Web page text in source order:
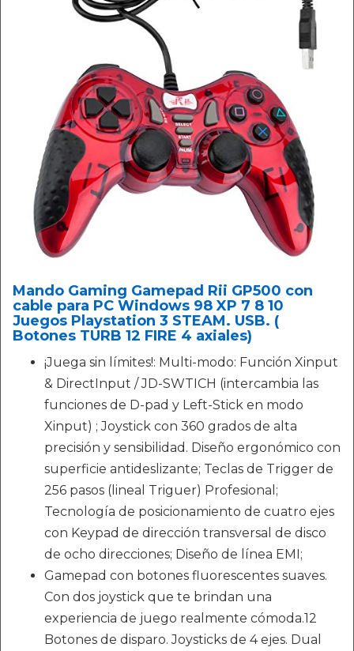
Mando Gaming Gamepad Rii GP500 con
cable para PC Windows 98 XP 7 8 10
Juegos Playstation 3 STEAM. USB. (
Botones TURB 12 FIRE 4 axiales)
¡Juega sin límites!: Multi-modo: Función Xinput
& DirectInput / JD-SWTICH (intercambia las
funciones de D-pad y Left-Stick en modo
Xinput) ; Joystick con 360 grados de alta
precisión y sensibilidad. Diseño ergonómico con
superficie antideslizante; Teclas de Trigger de
256 pasos (lineal Triguer) Profesional;
Tecnología de posicionamiento de cuatro ejes
con Keypad de dirección transversal de disco
de ocho direcciones; Diseño de línea EMI;
Gamepad con botones fluorescentes suaves.
Con dos joystick que te brindan una
experiencia de juego realmente cómoda.12
Botones de disparo. Joysticks de 4 ejes. Dual